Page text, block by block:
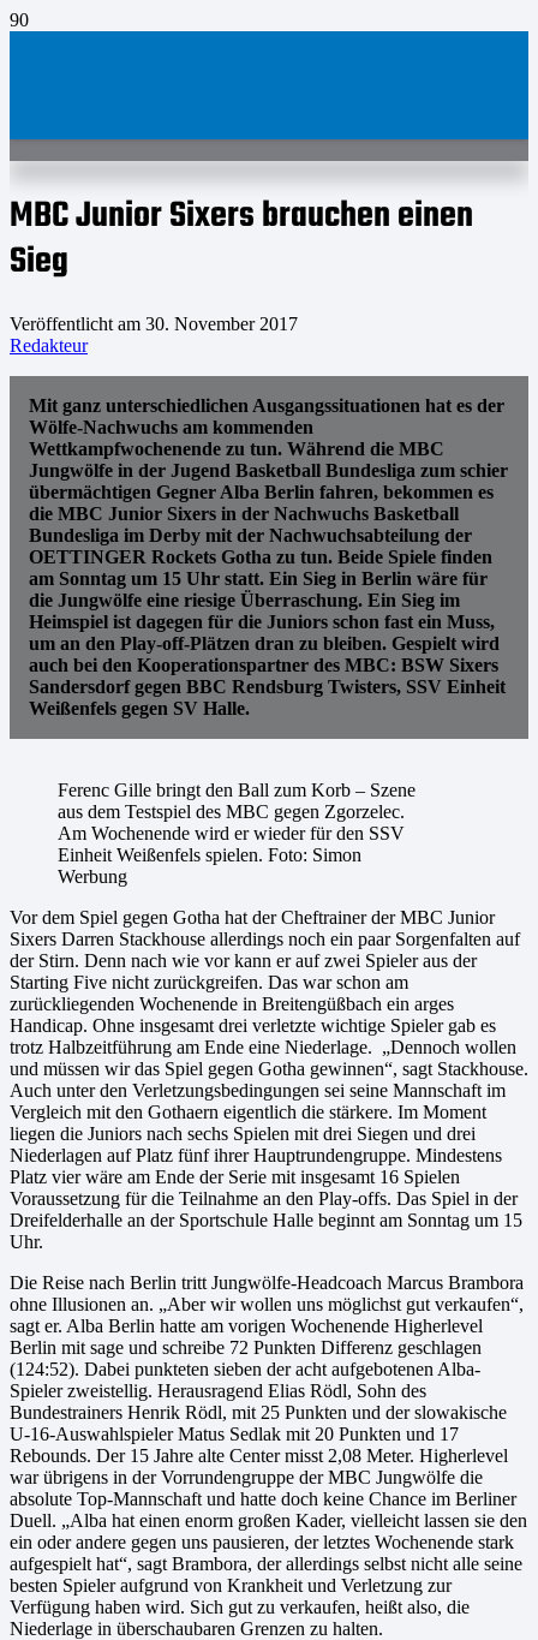
MBC Junior Sixers brauchen einen
Sieg
Veröffentlicht am 30. November 2017
Redakteur
Mit ganz unterschiedlichen Ausgangssituationen hat es der
Wölfe-Nachwuchs am kommenden
Wettkampfwochenende zu tun. Während die MBC
Jungwölfe in der Jugend Basketball Bundesliga zum schier
übermächtigen Gegner Alba Berlin fahren, bekommen es
die MBC Junior Sixers in der Nachwuchs Basketball
Bundesliga im Derby mit der Nachwuchsabteilung der
OETTINGER Rockets Gotha zu tun. Beide Spiele finden
am Sonntag um 15 Uhr statt. Ein Sieg in Berlin wäre für
die Jungwölfe eine riesige Überraschung. Ein Sieg im
Heimspiel ist dagegen für die Juniors schon fast ein Muss,
um an den Play-off-Plätzen dran zu bleiben. Gespielt wird
auch bei den Kooperationspartner des MBC: BSW Sixers
Sandersdorf gegen BBC Rendsburg Twisters, SSV Einheit
Weißenfels gegen SV Halle.
Ferenc Gille bringt den Ball zum Korb – Szene
aus dem Testspiel des MBC gegen Zgorzelec.
Am Wochenende wird er wieder für den SSV
Einheit Weißenfels spielen. Foto: Simon
Werbung
Vor dem Spiel gegen Gotha hat der Cheftrainer der MBC Junior
Sixers Darren Stackhouse allerdings noch ein paar Sorgenfalten auf
der Stirn. Denn nach wie vor kann er auf zwei Spieler aus der
Starting Five nicht zurückgreifen. Das war schon am
zurückliegenden Wochenende in Breitengüßbach ein arges
Handicap. Ohne insgesamt drei verletzte wichtige Spieler gab es
trotz Halbzeitführung am Ende eine Niederlage. „Dennoch wollen
und müssen wir das Spiel gegen Gotha gewinnen“, sagt Stackhouse.
Auch unter den Verletzungsbedingungen sei seine Mannschaft im
Vergleich mit den Gothaern eigentlich die stärkere. Im Moment
liegen die Juniors nach sechs Spielen mit drei Siegen und drei
Niederlagen auf Platz fünf ihrer Hauptrundengruppe. Mindestens
Platz vier wäre am Ende der Serie mit insgesamt 16 Spielen
Voraussetzung für die Teilnahme an den Play-offs. Das Spiel in der
Dreifelderhalle an der Sportschule Halle beginnt am Sonntag um 15
Uhr.
Die Reise nach Berlin tritt Jungwölfe-Headcoach Marcus Brambora
ohne Illusionen an. „Aber wir wollen uns möglichst gut verkaufen“,
sagt er. Alba Berlin hatte am vorigen Wochenende Higherlevel
Berlin mit sage und schreibe 72 Punkten Differenz geschlagen
(124:52). Dabei punkteten sieben der acht aufgebotenen Alba-
Spieler zweistellig. Herausragend Elias Rödl, Sohn des
Bundestrainers Henrik Rödl, mit 25 Punkten und der slowakische
U-16-Auswahlspieler Matus Sedlak mit 20 Punkten und 17
Rebounds. Der 15 Jahre alte Center misst 2,08 Meter. Higherlevel
war übrigens in der Vorrundengruppe der MBC Jungwölfe die
absolute Top-Mannschaft und hatte doch keine Chance im Berliner
Duell. „Alba hat einen enorm großen Kader, vielleicht lassen sie den
ein oder andere gegen uns pausieren, der letztes Wochenende stark
aufgespielt hat“, sagt Brambora, der allerdings selbst nicht alle seine
besten Spieler aufgrund von Krankheit und Verletzung zur
Verfügung haben wird. Sich gut zu verkaufen, heißt also, die
Niederlage in überschaubaren Grenzen zu halten.